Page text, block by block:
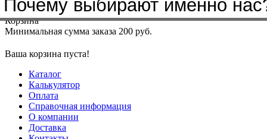
Меню+7(4912)50-37-50sbit@krep62.ru
Корзина
Минимальная сумма заказа 200 руб.
Ваша корзина пуста!
Каталог
Калькулятор
Оплата
Справочная информация
О компании
Доставка
Почему выбирают именно